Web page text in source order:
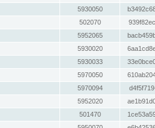
5930050
502070
5952065
5930020
5930033
5970050
5970094
5952020
501470